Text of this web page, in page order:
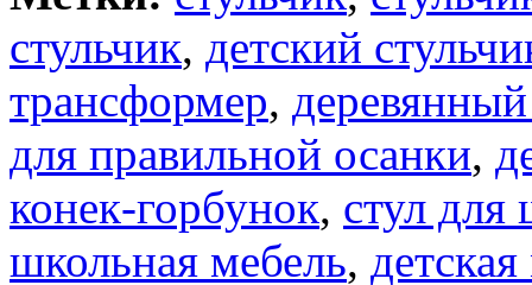
стульчик, детский
трансформер,
для правильной осанки,
конек-горбунок, стул для
школьная мебель,